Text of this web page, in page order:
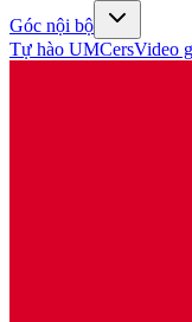
Góc nội bộ
Tự hào UMCersVideo